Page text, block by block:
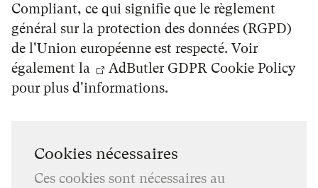
Compliant, ce qui signifie que le règlement
général sur la protection des données (RGPD)
de l'Union européenne est respecté. Voir
également la
AdButler GDPR Cookie Policy
pour plus d'informations.
Cookies nécessaires
Ces cookies sont nécessaires au